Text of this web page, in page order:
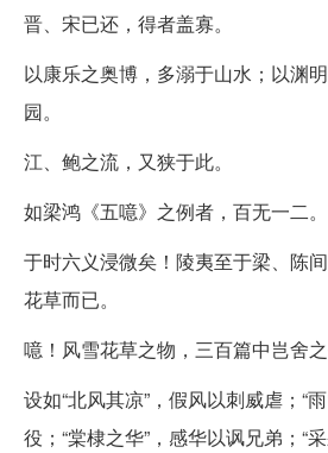
晋、宋已还，得者盖寡。
以康乐之奥博，多溺于山水；以渊
园。
江、鲍之流，又狭于此。
如梁鸿《五噫》之例者，百无一二。
于时六义浸微矣！陵夷至于梁、陈
花草而已。
噫！风雪花草之物，三百篇中岂舍
设如“北风其凉”，假风以刺威虐；“
役；“棠棣之华”，感华以讽兄弟；“